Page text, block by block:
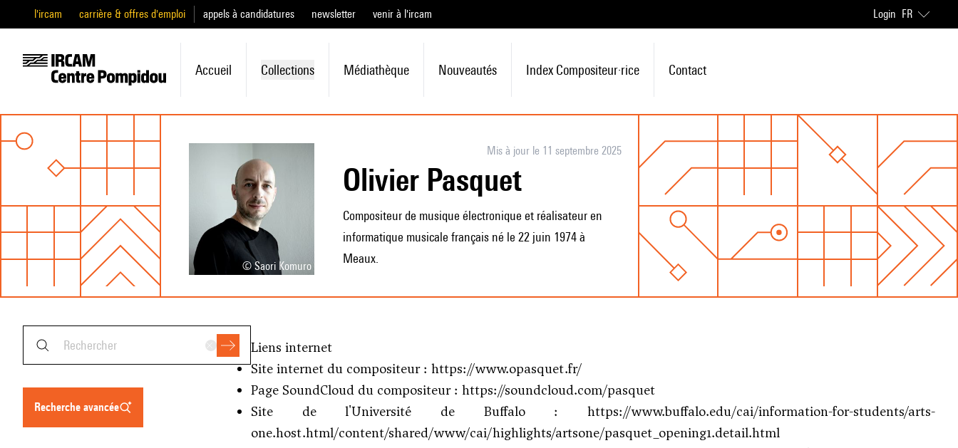
l'ircam carrière & offres d'emploi appels à candidatures newsletter venir à l'ircam Login FR
Accueil Collections Médiathèque Nouveautés Index Compositeur·rice Contact
© Saori Komuro
Mis à jour le 11 septembre 2025
Olivier Pasquet
Compositeur de musique électronique et réalisateur en
informatique musicale français né le 22 juin 1974 à
Meaux.
recherche avancée
Liens internet
Site internet du compositeur : https://www.opasquet.fr/
Page SoundCloud du compositeur : https://soundcloud.com/pasquet
Site de l'Université de Buffalo : https://www.buffalo.edu/cai/information-for-students/arts-
one.host.html/content/shared/www/cai/highlights/artsone/pasquet_opening1.detail.html